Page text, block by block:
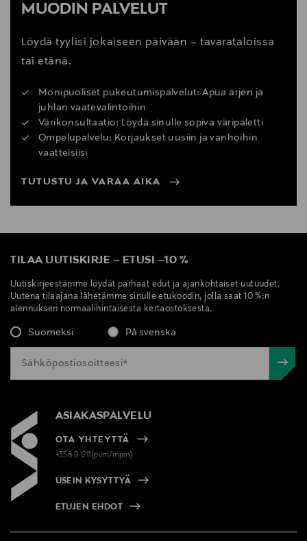
MUODIN PALVELUT
Löydä tyylisi jokaiseen päivään – tavarataloissa
tai etänä.
Monipuoliset pukeutumispalvelut: Apua arjen ja
juhlan vaatevalintoihin
Värikonsultaatio: Löydä sinulle sopiva väripaletti
Ompelupalvelu: Korjaukset uusiin ja vanhoihin
vaatteisiisi
TUTUSTU JA VARAA AIKA
TILAA UUTISKIRJE – ETUSI –10 %
Uutiskirjeestämme löydät parhaat edut ja ajankohtaiset uutuudet.
Uutena tilaajana lähetämme sinulle etukoodin, jolla saat 10 %:n
alennuksen normaalihintaisesta kertaostoksesta.
Suomeksi På svenska
ASIAKASPALVELU
OTA YHTEYTTÄ
+358 9 1211(pvm/mpm)
USEIN KYSYTTYÄ
ETUJEN EHDOT